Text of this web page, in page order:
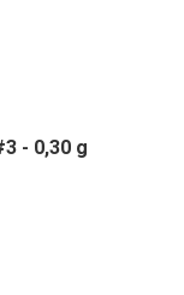
- 0,30 g